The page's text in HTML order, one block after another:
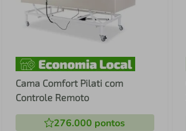
Cama Comfort Pilati com
Controle Remoto
276.000 pontos